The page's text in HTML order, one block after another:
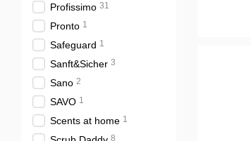
Profissimo 31
Pronto 1
Safeguard 1
Sanft&Sicher 3
Sano 2
SAVO 1
Scents at home 1
8